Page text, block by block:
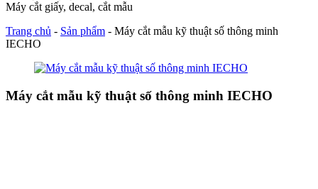
Máy cắt giấy, decal, cắt mẫu
Trang chủ - Sản phẩm - Máy cắt mẫu kỹ thuật số thông minh
IECHO
Máy cắt mẫu kỹ thuật số thông minh IECHO